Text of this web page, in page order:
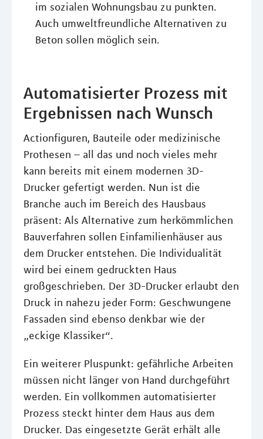
im sozialen Wohnungsbau zu punkten.
Auch umweltfreundliche Alternativen zu
Beton sollen möglich sein.
Automatisierter Prozess mit
Ergebnissen nach Wunsch
Actionfiguren, Bauteile oder medizinische
Prothesen – all das und noch vieles mehr
kann bereits mit einem modernen 3D-
Drucker gefertigt werden. Nun ist die
Branche auch im Bereich des Hausbaus
präsent: Als Alternative zum herkömmlichen
Bauverfahren sollen Einfamilienhäuser aus
dem Drucker entstehen. Die Individualität
wird bei einem gedruckten Haus
großgeschrieben. Der 3D-Drucker erlaubt den
Druck in nahezu jeder Form: Geschwungene
Fassaden sind ebenso denkbar wie der
„eckige Klassiker“.
Ein weiterer Pluspunkt: gefährliche Arbeiten
müssen nicht länger von Hand durchgeführt
werden. Ein vollkommen automatisierter
Prozess steckt hinter dem Haus aus dem
Drucker. Das eingesetzte Gerät erhält alle